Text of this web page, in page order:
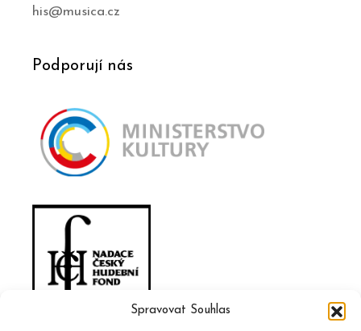
Spravovat Souhlas
his@musica.cz
Podporují nás